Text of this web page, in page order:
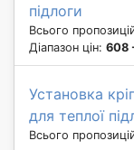
підлоги
Всього
Діапазон цін: 608
Установка
для теплої
Всього